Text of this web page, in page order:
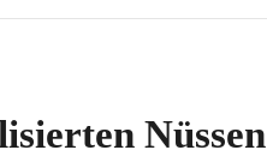
Nüssen